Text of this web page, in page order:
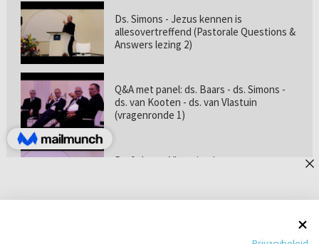
Ds. Simons - Jezus kennen is
allesovertreffend (Pastorale Questions &
Answers lezing 2)
Q&A met panel: ds. Baars - ds. Simons -
ds. van Kooten - ds. van Vlastuin
(vragenronde 1)
Prof. dr. van Vlastuin - Is